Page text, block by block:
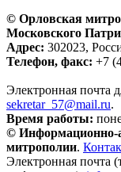
© Орловская
Московского
Адрес: 302023,
Телефон, факс: +7
Электронная почта
sekretar_57@mail.ru.
Время работы:
© Информационно-
митрополии.
Электронная почта